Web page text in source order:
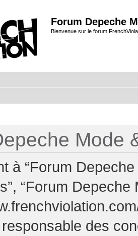
Forum Depeche
Bienvenue sur le forum
Mode
à “Forum
“Forum Depeche
des